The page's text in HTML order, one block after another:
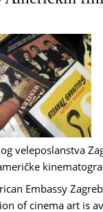
veleposlanstva
Embassy
of cinema art is